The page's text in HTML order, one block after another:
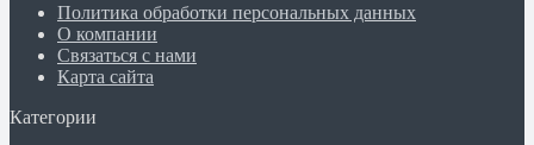
Политика обработки персональных данных
О компании
Связаться с нами
Карта сайта
Категории